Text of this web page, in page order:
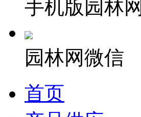
手机版园林网
园林网微信
首页